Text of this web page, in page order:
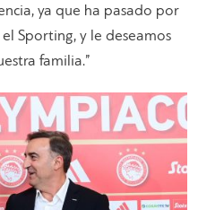
ya que ha pasado por
Sporting, y le deseamos
familia.”